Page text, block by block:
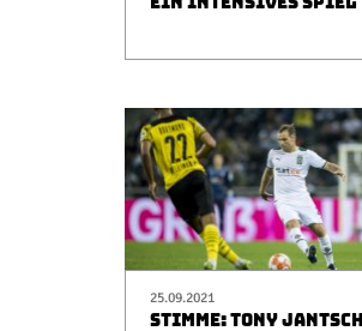
25.09.2021
STIMME: TONY